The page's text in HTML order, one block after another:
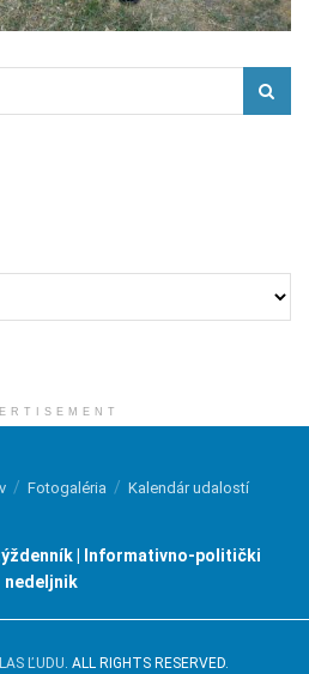
Fotogaléria Kalendár udalostí
| Informativno-politički
nedeljnik
ĽUDU. ALL RIGHTS RESERVED.